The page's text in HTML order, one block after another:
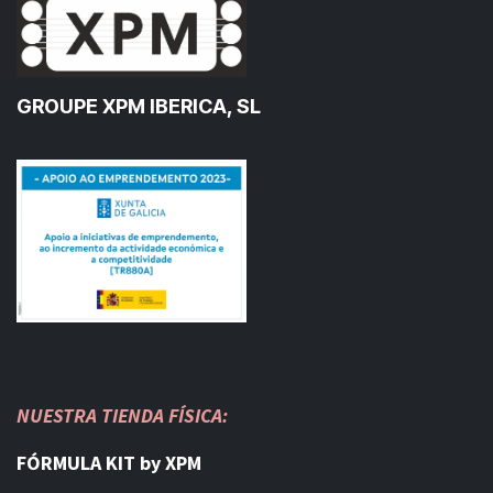
GROUPE XPM IBERICA, SL
NUESTRA TIENDA FÍSICA:
FÓRMULA KIT by XPM